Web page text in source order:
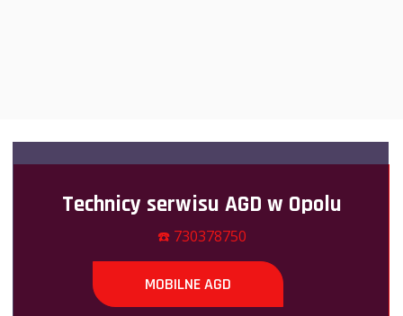
Technicy serwisu AGD w Opolu
☎️ 730378750
MOBILNE AGD